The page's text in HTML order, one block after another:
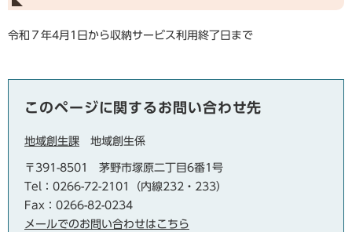
令和７年4月1日から収納サービス利用終了日まで
このページに関するお問い合わせ先
地域創生課 地域創生係
〒391-8501
茅野市塚原二丁目6番1号
Tel：0266-72-2101（内線232・233）
Fax：0266-82-0234
メールでのお問い合わせはこちら